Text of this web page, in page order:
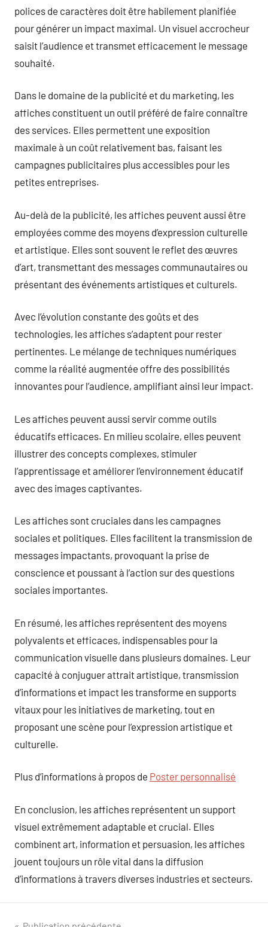
polices de caractères doit être habilement planifiée
pour générer un impact maximal. Un visuel accrocheur
saisit l’audience et transmet efficacement le message
souhaité.
Dans le domaine de la publicité et du marketing, les
affiches constituent un outil préféré de faire connaître
des services. Elles permettent une exposition
maximale à un coût relativement bas, faisant les
campagnes publicitaires plus accessibles pour les
petites entreprises.
Au-delà de la publicité, les affiches peuvent aussi être
employées comme des moyens d’expression culturelle
et artistique. Elles sont souvent le reflet des œuvres
d’art, transmettant des messages communautaires ou
présentant des événements artistiques et culturels.
Avec l’évolution constante des goûts et des
technologies, les affiches s’adaptent pour rester
pertinentes. Le mélange de techniques numériques
comme la réalité augmentée offre des possibilités
innovantes pour l’audience, amplifiant ainsi leur impact.
Les affiches peuvent aussi servir comme outils
éducatifs efficaces. En milieu scolaire, elles peuvent
illustrer des concepts complexes, stimuler
l’apprentissage et améliorer l’environnement éducatif
avec des images captivantes.
Les affiches sont cruciales dans les campagnes
sociales et politiques. Elles facilitent la transmission de
messages impactants, provoquant la prise de
conscience et poussant à l’action sur des questions
sociales importantes.
En résumé, les affiches représentent des moyens
polyvalents et efficaces, indispensables pour la
communication visuelle dans plusieurs domaines. Leur
capacité à conjuguer attrait artistique, transmission
d’informations et impact les transforme en supports
vitaux pour les initiatives de marketing, tout en
proposant une scène pour l’expression artistique et
culturelle.
Plus d’informations à propos de Poster personnalisé
En conclusion, les affiches représentent un support
visuel extrêmement adaptable et crucial. Elles
combinent art, information et persuasion, les affiches
jouent toujours un rôle vital dans la diffusion
d’informations à travers diverses industries et secteurs.